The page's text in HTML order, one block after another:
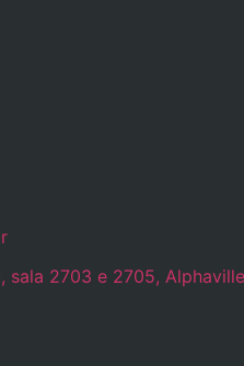
sala 2703 e 2705,